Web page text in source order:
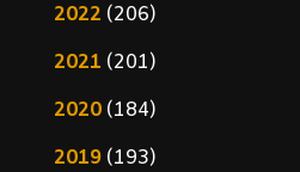
2022 (206)
2021 (201)
2020(184)
2019(193)